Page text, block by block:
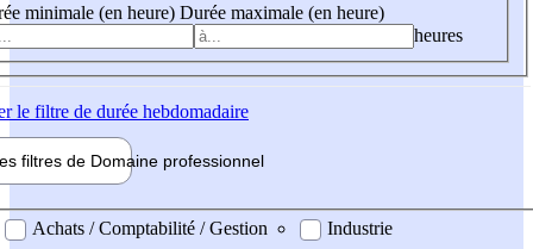
minimale (en heure) Durée maximale (en heure)
heures
le filtre de durée hebdomadaire
filtres de Domaine professionnel
professionel
Achats / Comptabilité / Gestion
Industrie